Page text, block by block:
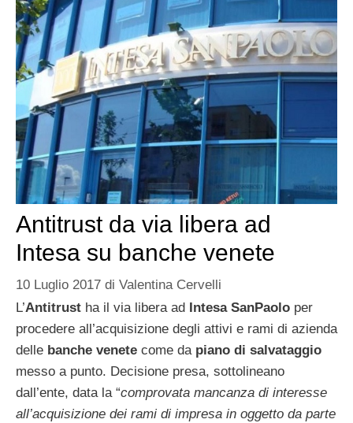
Antitrust da via libera ad
Intesa su banche venete
10 Luglio 2017 di Valentina Cervelli
L’Antitrust ha il via libera ad Intesa SanPaolo per
procedere all’acquisizione degli attivi e rami di azienda
delle banche venete come da piano di salvataggio
messo a punto. Decisione presa, sottolineano
dall’ente, data la “comprovata mancanza di interesse
all’acquisizione dei rami di impresa in oggetto da parte